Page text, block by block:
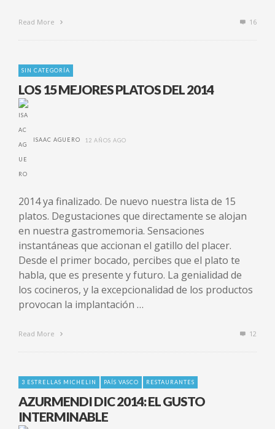
Read More 16
SIN CATEGORÍA
LOS 15 MEJORES PLATOS DEL 2014
ISAAC AGUERO 12 AÑOS AGO
2014 ya finalizado. De nuevo nuestra lista de 15
platos. Degustaciones que directamente se alojan
en nuestra gastromemoria. Sensaciones
instantáneas que accionan el gatillo del placer.
Desde el primer bocado, percibes que el plato te
habla, que es presente y futuro. La genialidad de
los cocineros, y la excepcionalidad de los productos
provocan la implantación …
Read More 12
3 ESTRELLAS MICHELIN PAÍS VASCO RESTAURANTES
AZURMENDI DIC 2014: EL GUSTO
INTERMINABLE